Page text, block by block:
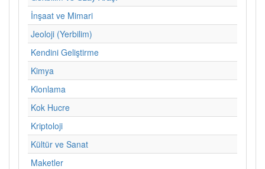
İnşaat ve Mimari
Jeoloji (Yerbilim)
Kendini Geliştirme
Kimya
Klonlama
Kok Hucre
Kriptoloji
Kültür ve Sanat
Maketler